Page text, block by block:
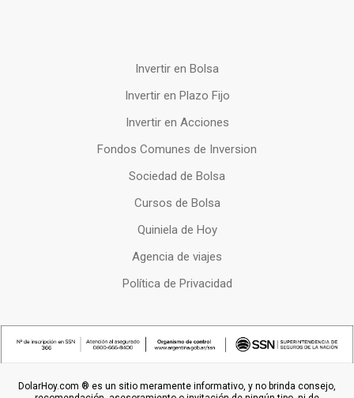
Invertir en Bolsa
Invertir en Plazo Fijo
Invertir en Acciones
Fondos Comunes de Inversion
Sociedad de Bolsa
Cursos de Bolsa
Quiniela de Hoy
Agencia de viajes
Política de Privacidad
DolarHoy.com ® es un sitio meramente informativo, y no brinda consejo,